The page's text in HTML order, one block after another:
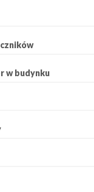
w budynku